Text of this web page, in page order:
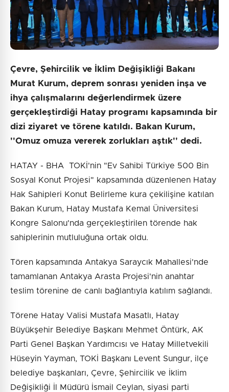
Çevre, Şehircilik ve İklim Değişikliği Bakanı
Murat Kurum, deprem sonrası yeniden inşa ve
ihya çalışmalarını değerlendirmek üzere
gerçekleştirdiği Hatay programı kapsamında bir
dizi ziyaret ve törene katıldı. Bakan Kurum,
''Omuz omuza vererek zorlukları aştık'' dedi.
HATAY - BHA TOKİ'nin "Ev Sahibi Türkiye 500 Bin
Sosyal Konut Projesi" kapsamında düzenlenen Hatay
Hak Sahipleri Konut Belirleme kura çekilişine katılan
Bakan Kurum, Hatay Mustafa Kemal Üniversitesi
Kongre Salonu'nda gerçekleştirilen törende hak
sahiplerinin mutluluğuna ortak oldu.
Tören kapsamında Antakya Saraycık Mahallesi'nde
tamamlanan Antakya Arasta Projesi'nin anahtar
teslim törenine de canlı bağlantıyla katılım sağlandı.
Törene Hatay Valisi Mustafa Masatlı, Hatay
Büyükşehir Belediye Başkanı Mehmet Öntürk, AK
Parti Genel Başkan Yardımcısı ve Hatay Milletvekili
Hüseyin Yayman, TOKİ Başkanı Levent Sungur, ilçe
belediye başkanları, Çevre, Şehircilik ve İklim
Değişikliği İl Müdürü İsmail Ceylan, siyasi parti